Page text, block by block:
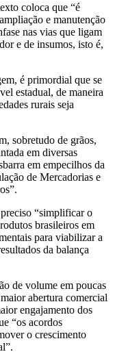
coloca que “é
e manutenção
nas vias que ligam
e de insumos, isto é,
é primordial que se
estadual, de maneira
rurais seja
sobretudo de grãos,
em diversas
em empecilhos da
de Mercadorias e
“simplificar o
brasileiros em
para viabilizar a
da balança
de volume em poucas
abertura comercial
engajamento dos
“os acordos
o crescimento